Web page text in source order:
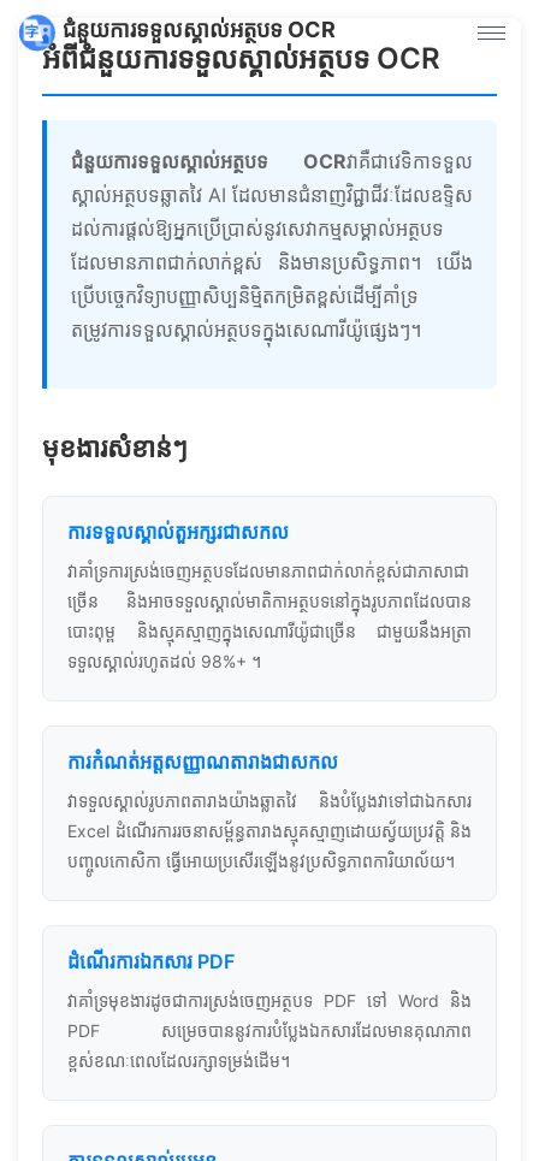
ជំនួយការទទួលស្គាល់អត្ថបទ OCR
អំពីជំនួយការទទួលស្គាល់អត្ថបទ OCR
ជំនួយការទទួលស្គាល់អត្ថបទ OCRវាគឺជាវេទិកាទទួល
ស្គាល់អត្ថបទឆ្លាតវៃ AI ដែលមានជំនាញវិជ្ជាជីវៈដែលឧទ្ទិស
ដល់ការផ្តល់ឱ្យអ្នកប្រើប្រាស់នូវសេវាកម្មសម្គាល់អត្ថបទ
ដែលមានភាពជាក់លាក់ខ្ពស់ និងមានប្រសិទ្ធភាព។ យើង
ប្រើបច្ចេកវិទ្យាបញ្ញាសិប្បនិម្មិតកម្រិតខ្ពស់ដើម្បីគាំទ្រ
តម្រូវការទទួលស្គាល់អត្ថបទក្នុងសេណារីយ៉ូផ្សេងៗ។
មុខងារសំខាន់ៗ
ការទទួលស្គាល់តួអក្សរជាសកល
វាគាំទ្រការស្រង់ចេញអត្ថបទដែលមានភាពជាក់លាក់ខ្ពស់ជាភាសាជា
ច្រើន និងអាចទទួលស្គាល់មាតិកាអត្ថបទនៅក្នុងរូបភាពដែលបាន
បោះពុម្ព និងស្មុគស្មាញក្នុងសេណារីយ៉ូជាច្រើន ជាមួយនឹងអត្រា
ទទួលស្គាល់រហូតដល់ 98%+ ។
ការកំណត់អត្តសញ្ញាណតារាងជាសកល
វាទទួលស្គាល់រូបភាពតារាងយ៉ាងឆ្លាតវៃ និងបំប្លែងវាទៅជាឯកសារ
Excel ដំណើរការរចនាសម្ព័ន្ធតារាងស្មុគស្មាញដោយស្វ័យប្រវត្តិ និង
បញ្ចូលកោសិកា ធ្វើអោយប្រសើរឡើងនូវប្រសិទ្ធភាពការិយាល័យ។
ដំណើរការឯកសារ PDF
វាគាំទ្រមុខងារដូចជាការស្រង់ចេញអត្ថបទ PDF ទៅ Word និង
PDF សម្រេចបាននូវការបំប្លែងឯកសារដែលមានគុណភាព
ខ្ពស់ខណៈពេលដែលរក្សាទម្រង់ដើម។